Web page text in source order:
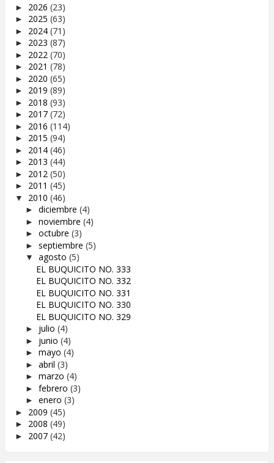
► 2026 (23)
► 2025 (63)
► 2024 (71)
► 2023 (87)
► 2022 (70)
► 2021 (78)
► 2020 (65)
► 2019 (89)
► 2018 (93)
► 2017 (72)
► 2016 (114)
► 2015 (94)
► 2014 (46)
► 2013 (44)
► 2012 (50)
► 2011 (45)
▼ 2010 (46)
► diciembre (4)
► noviembre (4)
► octubre (3)
► septiembre (5)
▼ agosto (5)
EL BUQUICITO NO. 333
EL BUQUICITO NO. 332
EL BUQUICITO NO. 331
EL BUQUICITO NO. 330
EL BUQUICITO NO. 329
► julio (4)
► junio (4)
► mayo (4)
► abril (3)
► marzo (4)
► febrero (3)
► enero (3)
► 2009 (45)
► 2008 (49)
► 2007 (42)